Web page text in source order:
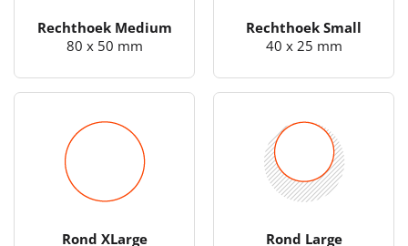
Rechthoek Medium
80 x 50 mm
Rechthoek Small
40 x 25 mm
Rond XLarge
Rond Large